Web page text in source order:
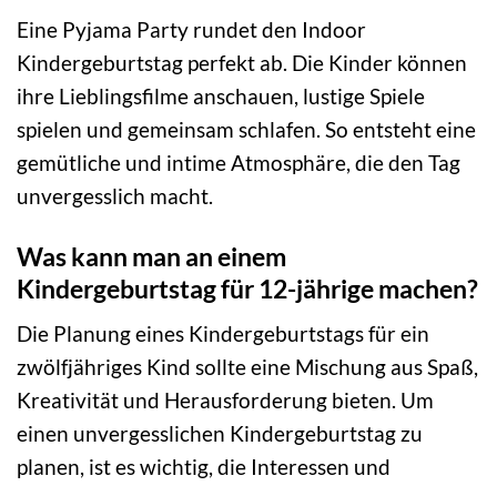
Eine Pyjama Party rundet den Indoor
Kindergeburtstag perfekt ab. Die Kinder können
ihre Lieblingsfilme anschauen, lustige Spiele
spielen und gemeinsam schlafen. So entsteht eine
gemütliche und intime Atmosphäre, die den Tag
unvergesslich macht.
Was kann man an einem
Kindergeburtstag für 12-jährige machen?
Die Planung eines Kindergeburtstags für ein
zwölfjähriges Kind sollte eine Mischung aus Spaß,
Kreativität und Herausforderung bieten. Um
einen unvergesslichen Kindergeburtstag zu
planen, ist es wichtig, die Interessen und